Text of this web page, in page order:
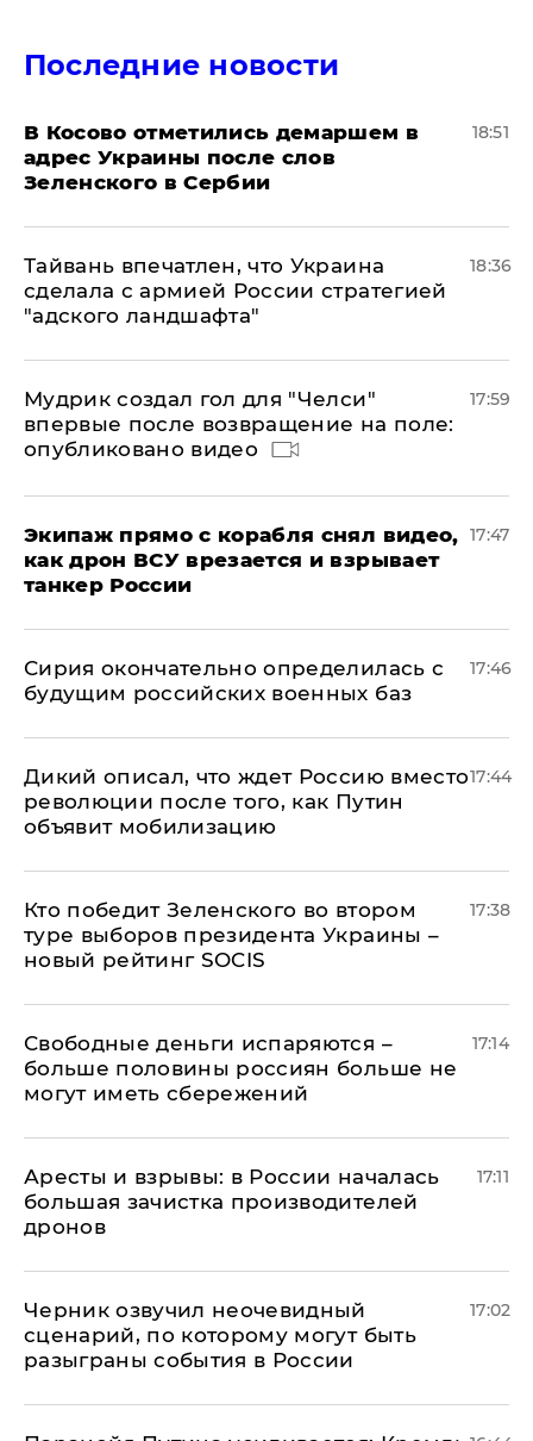
Последние новости
В Косово отметились демаршем в
адрес Украины после слов
Зеленского в Сербии
18:51
Тайвань впечатлен, что Украина
сделала с армией России стратегией
"адского ландшафта"
18:36
Мудрик создал гол для "Челси"
впервые после возвращение на поле:
опубликовано видео
17:59
Экипаж прямо с корабля снял видео,
как дрон ВСУ врезается и взрывает
танкер России
17:47
Сирия окончательно определилась с
будущим российских военных баз
17:46
Дикий описал, что ждет Россию вместо
революции после того, как Путин
объявит мобилизацию
17:44
Кто победит Зеленского во втором
туре выборов президента Украины –
новый рейтинг SOCIS
17:38
Свободные деньги испаряются –
больше половины россиян больше не
могут иметь сбережений
17:14
Аресты и взрывы: в России началась
большая зачистка производителей
дронов
17:11
Черник озвучил неочевидный
сценарий, по которому могут быть
разыграны события в России
17:02